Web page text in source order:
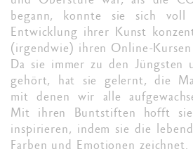
begann, konnte sie sich
Entwicklung ihrer Kunst
(irgendwie) ihren Online-
Da sie immer zu den Jüngsten
gehört, hat sie gelernt, die
mit denen wir alle
Mit ihren Buntstiften hofft
inspirieren, indem sie die
Farben und Emotionen zeichnet.